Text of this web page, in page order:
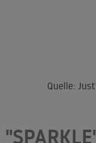
Quelle: